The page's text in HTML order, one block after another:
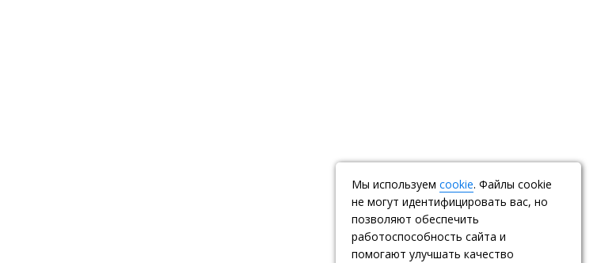
Мы используем cookie. Файлы cookie
не могут идентифицировать вас, но
позволяют обеспечить
работоспособность сайта и
помогают улучшать качество